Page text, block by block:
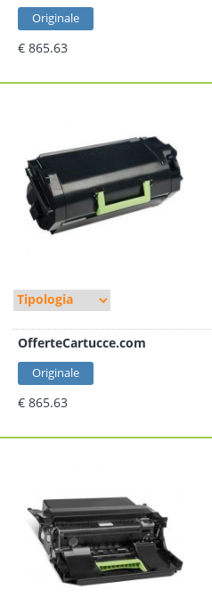
Originale
€ 865.63
OfferteCartucce.com
Originale
€ 865.63